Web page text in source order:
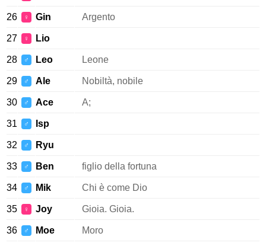
26 ♀ Gin Argento
27 ♀ Lio
28 ♂ Leo Leone
29 ♂ Ale Nobiltà, nobile
30 ♂ Ace A;
31 ♂ Isp
32 ♂ Ryu
33 ♂ Ben figlio della fortuna
34 ♂ Mik Chi è come Dio
35 ♀ Joy Gioia. Gioia.
36 ♂ Moe Moro